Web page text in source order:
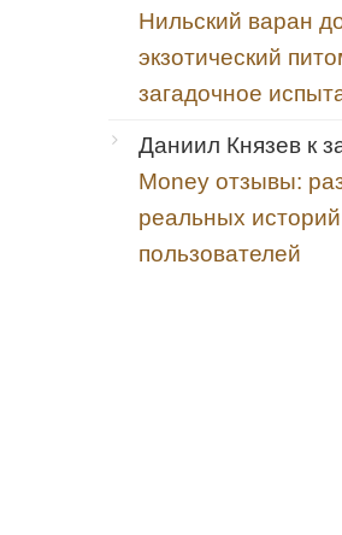
Нильский варан
экзотический
загадочное
Даниил Князев к
Money отзывы:
реальных историй
пользователей